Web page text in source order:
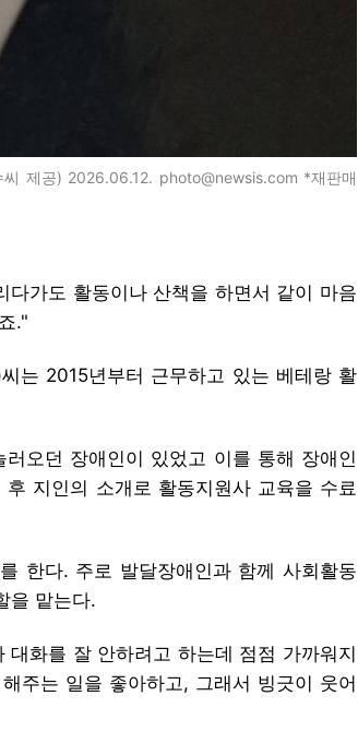
제공) 2026.06.12. photo@newsis.com *재판매
가도 활동이나 산책을 하면서 같이 마음
."
는 2015년부터 근무하고 있는 베테랑 활
오던 장애인이 있었고 이를 통해 장애인
지인의 소개로 활동지원사 교육을 수료
한다. 주로 발달장애인과 함께 사회활동
을 맡는다.
화를 잘 안하려고 하는데 점점 가까워지
주는 일을 좋아하고, 그래서 빙긋이 웃어